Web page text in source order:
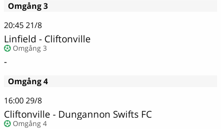
Omgång 3
20:4521/8
Linfield - Cliftonville
Omgång 3
-
Omgång 4
16:0029/8
Cliftonville - Dungannon Swifts FC
Omgång 4